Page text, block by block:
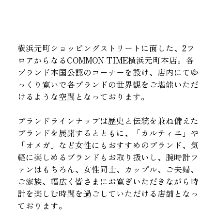
横浜元町ショッピングストリートに面した、2フ
ロアからなるCOMMON TIME横浜元町本店。各
ブランド本国公認のコーナーを設け、店内にてゆ
っくり寛いで各ブランドの世界観をご堪能いただ
けるような空間となっております。
ブランドラインナップは歴史と伝統を兼ね備えた
ブランドを展開するとともに、「カルティエ」や
「オメガ」など女性にもおすすめのブランド、気
軽に楽しめるブランドもお取り扱いし、腕時計フ
ァンはもちろん、女性同士、カップル、ご夫婦、
ご家族、幅広く皆さまにお寛ぎいただきながら時
計を楽しむ時間を過ごしていただける店舗となっ
ております。